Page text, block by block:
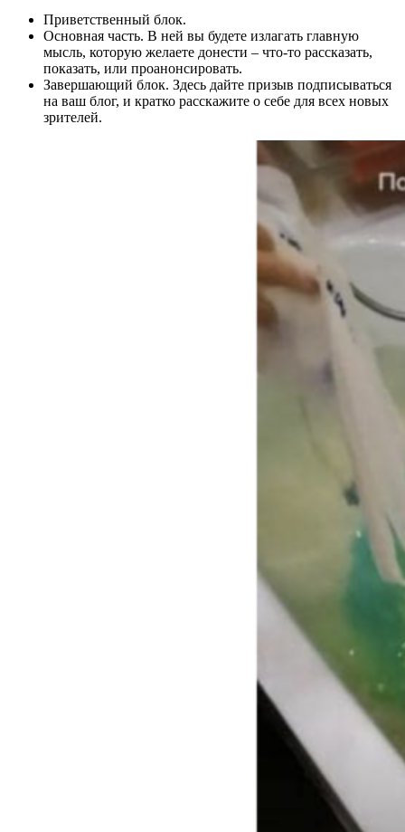
Приветственный блок.
Основная часть. В ней вы будете излагать главную
мысль, которую желаете донести – что-то рассказать,
показать, или проанонсировать.
Завершающий блок. Здесь дайте призыв подписываться
на ваш блог, и кратко расскажите о себе для всех новых
зрителей.